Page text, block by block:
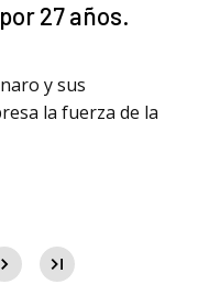
27 años.
y sus
la fuerza de la